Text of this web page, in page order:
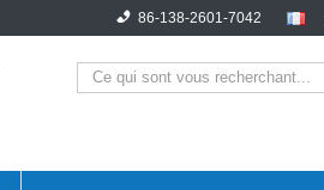
86-138-2601-7042